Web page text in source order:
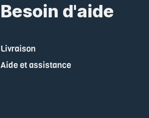
Besoin d'aide
Livraison
Aide et assistance